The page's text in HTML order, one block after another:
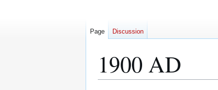
1900 AD
Page Discussion